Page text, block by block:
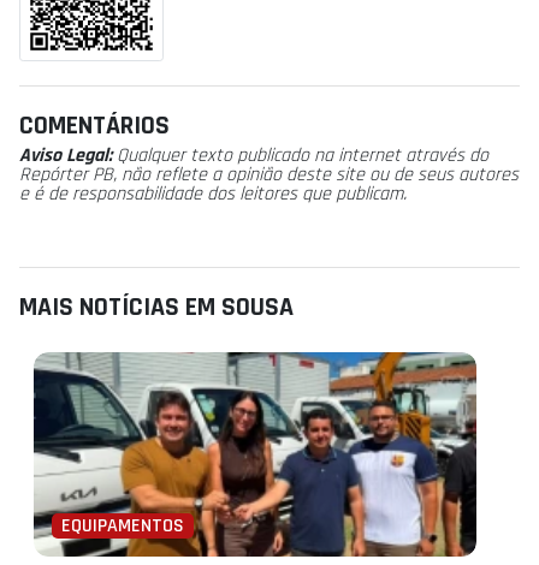
COMENTÁRIOS
Aviso Legal:Qualquer texto publicado na internet através do
Repórter PB, não reflete a opinião deste site ou de seus autores
e é de responsabilidade dos leitores que publicam.
MAIS NOTÍCIAS EM SOUSA
EQUIPAMENTOS